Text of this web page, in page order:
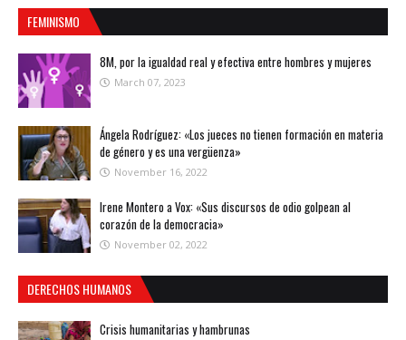
FEMINISMO
8M, por la igualdad real y efectiva entre hombres y mujeres
March 07, 2023
Ángela Rodríguez: «Los jueces no tienen formación en materia
de género y es una vergüenza»
November 16, 2022
Irene Montero a Vox: «Sus discursos de odio golpean al
corazón de la democracia»
November 02, 2022
DERECHOS HUMANOS
Crisis humanitarias y hambrunas